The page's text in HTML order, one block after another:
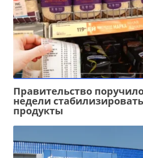
Правительство
недели
продукты